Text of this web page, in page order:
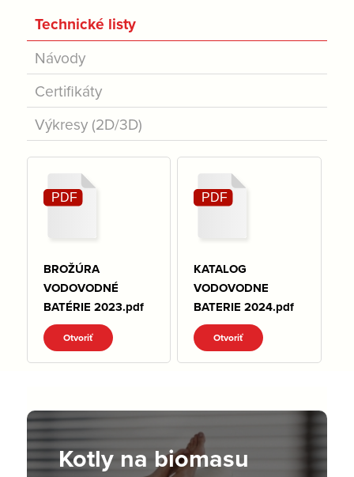
Technické listy
Návody
Certifikáty
Výkresy (2D/3D)
BROŽÚRA
VODOVODNÉ
BATÉRIE 2023.pdf
Otvoriť
KATALOG
VODOVODNE
BATERIE 2024.pdf
Otvoriť
Kotly na biomasu